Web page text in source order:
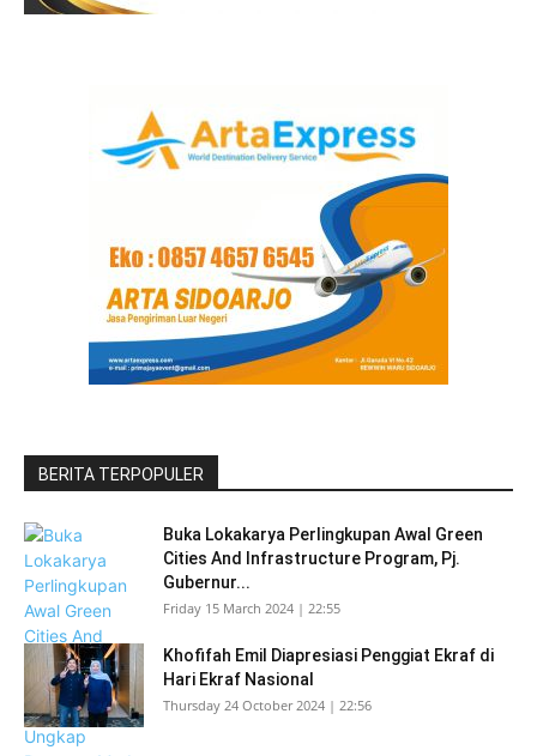
BERITA TERPOPULER
Buka Lokakarya Perlingkupan Awal Green
Cities And Infrastructure Program, Pj.
Gubernur...
Friday 15 March 2024 | 22:55
Khofifah Emil Diapresiasi Penggiat Ekraf di
Hari Ekraf Nasional
Thursday 24 October 2024 | 22:56